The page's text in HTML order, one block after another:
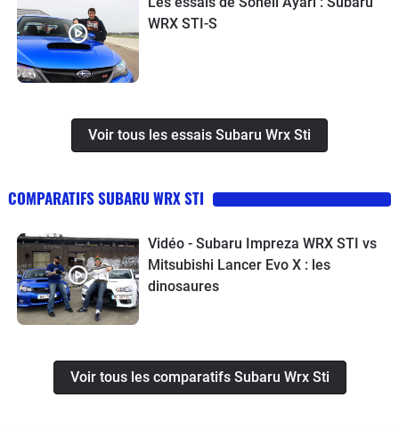
WRX STI-S
Voir tous les essais Subaru Wrx Sti
COMPARATIFS SUBARU WRX STI
Vidéo - Subaru Impreza WRX STI vs
Mitsubishi Lancer Evo X : les
dinosaures
Voir tous les comparatifs Subaru Wrx Sti